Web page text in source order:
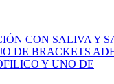
CON SALIVA Y
DE BRACKETS
Y UNO DE